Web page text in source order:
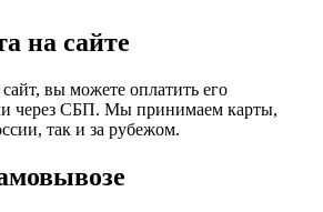
на сайте
вы можете оплатить его
через СБП. Мы принимаем карты,
так и за рубежом.